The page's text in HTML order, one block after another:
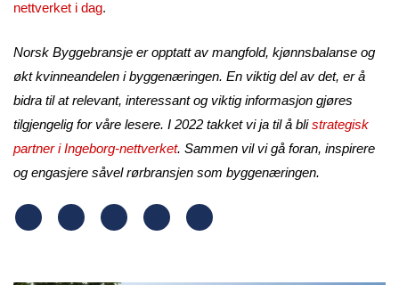
nettverket i dag.
Norsk Byggebransje er opptatt av mangfold, kjønnsbalanse og
økt kvinneandelen i byggenæringen. En viktig del av det, er å
bidra til at relevant, interessant og viktig informasjon gjøres
tilgjengelig for våre lesere. I 2022 takket vi ja til å blistrategisk
partner i Ingeborg-nettverket. Sammen vil vi gå foran, inspirere
og engasjere såvel rørbransjen som byggenæringen.